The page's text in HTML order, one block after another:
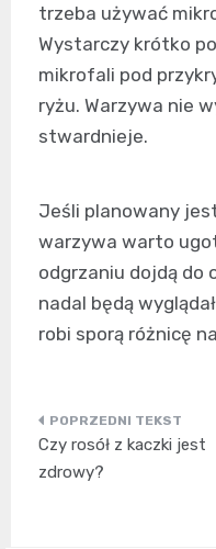
trzeba używać
Wystarczy krótko
mikrofali pod
ryżu. Warzywa nie
stwardnieje.
Jeśli planowany
warzywa warto
odgrzaniu dojdą do
nadal będą
robi sporą różnicę
Nawigacja
wpisu
Czy rosół z kaczki jest
zdrowy?